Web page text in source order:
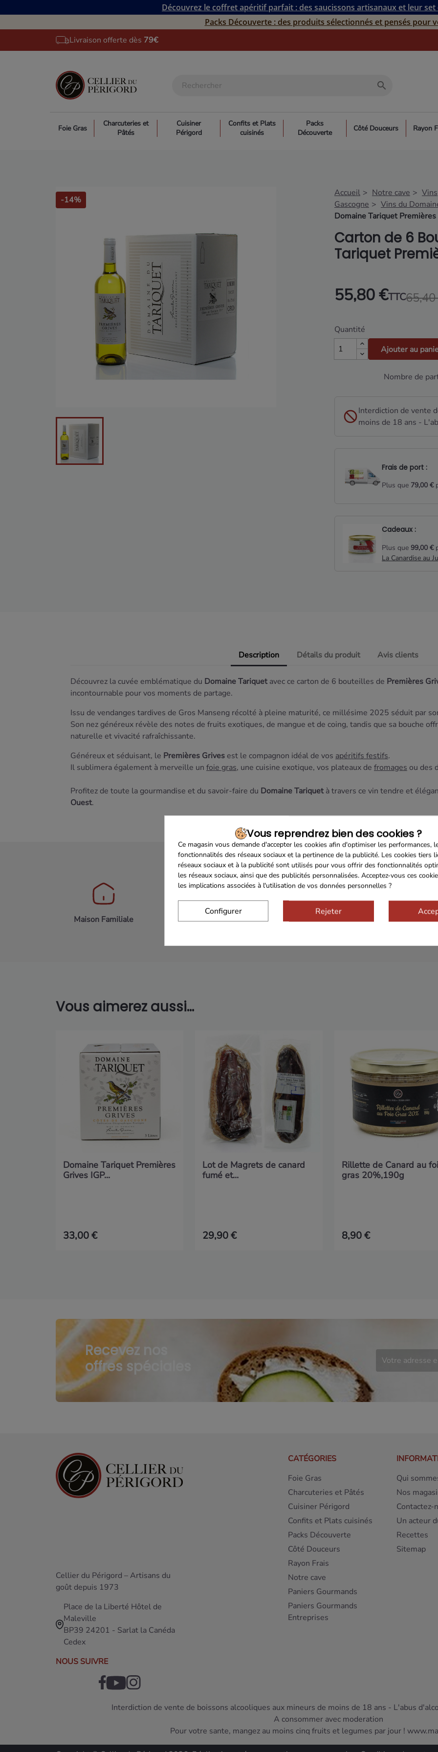
Découvrez le coffret apéritif parfait : des saucissons artisanaux et leur
Packs Découverte : des produits sélectionnés et pensés pour
Livraison offerte dès 79€
search
Foie Gras
Charcuteries et
Pâtés
Cuisiner
Périgord
Confits et Plats
cuisinés
Packs
Découverte
Côté Douceurs Rayon
-14%
Accueil Notre cave Vins
Gascogne
Vins du
Domaine Tariquet
Carton de 6
Tariquet
55,80 €TTC
Quantité
Ajouter au
Nombre de
Interdiction de vente
moins de 18 ans -
Frais de port :
Plus que 79,00 €
Cadeaux :
Plus que 99,00 €
La Canardise au
Description Détails du produit Avis clients
Découvrez la cuvée emblématique du Domaine Tariquetavec ce carton de 6 bouteilles de Premières
incontournable pour vos moments de partage.
Issu de vendanges tardives de Gros Manseng récolté à pleine maturité, ce millésime 2025 séduit par
Son nez généreux révèle des notes de fruits exotiques, de mangue et de coing, tandis que sa bouche
naturelle et vivacité rafraîchissante.
Généreux et séduisant, le Premières Grives est le compagnon idéal de vos apéritifs festifs.
Il sublimera également à merveille un foie gras, une cuisine exotique, vos plateaux de fromages ou des
Profitez de toute la gourmandise et du savoir-faire du Domaine Tariquetà travers ce vin tendre et
Ouest.
Maison Familiale Paiement Sécurisé Franco de port 79€
Vous aimerez aussi...
Domaine Tariquet Premières
Grives IGP...
33,00 €
Lot de Magrets de canard
fumé et...
29,90 €
Rillette de Canard au
gras 20%,190g
8,90 €
Recevez nos
offres spéciales
Cellier du Périgord – Artisans du
goût depuis 1973
Place de la Liberté Hôtel de
Maleville
BP39 24201 - Sarlat la Canéda
Cedex
NOUS SUIVRE
CATÉGORIES
Foie Gras
Charcuteries et Pâtés
Cuisiner Périgord
Confits et Plats cuisinés
Packs Découverte
Côté Douceurs
Rayon Frais
Notre cave
Paniers Gourmands
Paniers Gourmands
Entreprises
Qui
Nos
Contactez-
Un acteur
Recettes
Sitemap
Interdiction de vente de boissons alcooliques aux mineurs de moins de 18 ans - L'abus
A consommer avec moderation
Pour votre sante, mangez au moins cinq fruits et legumes par jour !
Vous reprendrez bien des cookies ?
Ce magasin vous demande d'accepter les cookies afin d'optimiser les performances,
fonctionnalités des réseaux sociaux et la pertinence de la publicité. Les cookies tiers
réseaux sociaux et à la publicité sont utilisés pour vous offrir des fonctionnalités
les réseaux sociaux, ainsi que des publicités personnalisées. Acceptez-vous ces
les implications associées à l'utilisation de vos données personnelles ?
Configurer Rejeter